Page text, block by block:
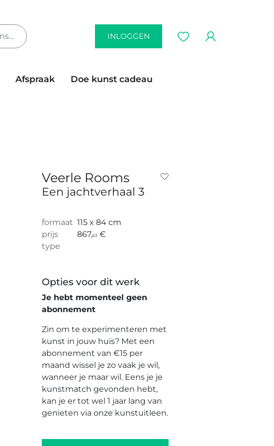
INLOGGEN
Afspraak
Doe kunst cadeau
Veerle Rooms
Een jachtverhaal 3
formaat 115 x 84 cm
prijs
867,63 €
type
Opties voor dit werk
Je hebt momenteel geen
abonnement
Zin om te experimenteren met
kunst in jouw huis? Met een
abonnement van €15 per
maand wissel je zo vaak je wil,
wanneer je maar wil. Eens je je
kunstmatch gevonden hebt,
kan je er tot wel 1 jaar lang van
genieten via onze kunstuitleen.